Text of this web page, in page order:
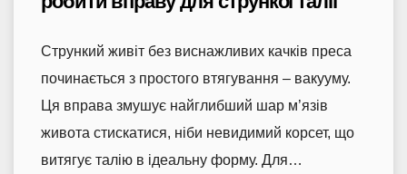
Стрункий живіт без виснажливих качків преса
починається з простого втягування – вакууму.
Ця вправа змушує найглибший шар м’язів
живота стискатися, ніби невидимий корсет, що
витягує талію в ідеальну форму. Для…